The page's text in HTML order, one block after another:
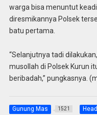
warga bisa menuntut
diresmikannya Polsek
batu pertama.
“Selanjutnya tadi
musollah di Polsek Kurun
beribadah,” pungkasnya.
Gunung Mas 1521